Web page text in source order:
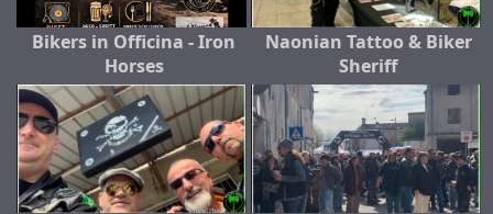
Bikers in Officina - Iron
Horses
Naonian Tattoo & Biker
Sheriff